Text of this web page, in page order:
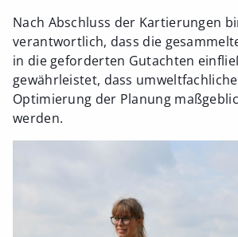
Nach Abschluss der Kartierungen
verantwortlich, dass die
in die geforderten Gutachten
gewährleistet, dass
Optimierung der Planung
werden.